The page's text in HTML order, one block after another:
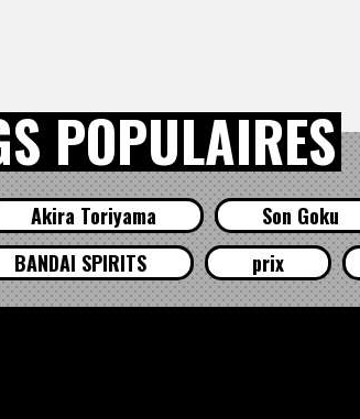
POPULAIRES
Akira Toriyama Son Goku
BANDAI SPIRITS prix